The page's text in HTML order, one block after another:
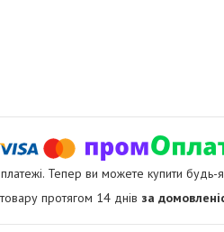
платежі. Тепер ви можете купити
протягом 14 днів за